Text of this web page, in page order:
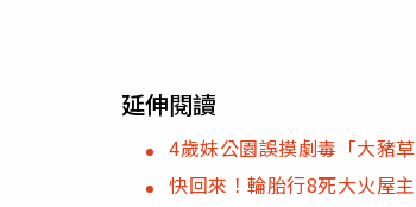
延伸閱讀
4歲妹公園誤摸劇毒「大豬
快回來！輪胎行8死大火屋